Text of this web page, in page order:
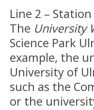
Line 2 –
The University
Science Park
example, the
University of
such as the
or the